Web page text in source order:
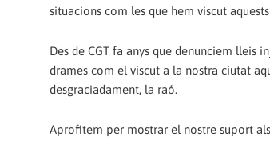
situacions com les que hem viscut
Des de CGT fa anys que denunciem lleis
drames com el viscut a la nostra ciutat
desgraciadament, la raó.
Aprofitem per mostrar el nostre suport